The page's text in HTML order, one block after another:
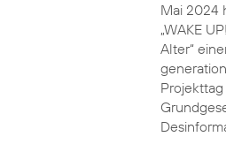
Mai 2024
„WAKE
Alter“